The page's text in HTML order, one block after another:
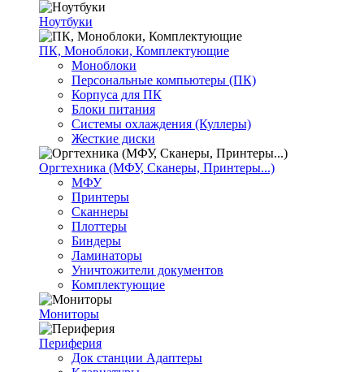
Ноутбуки
ПК, Моноблоки, Комплектующие
Моноблоки
Персональные компьютеры (ПК)
Корпуса для ПК
Блоки питания
Системы охлаждения (Куллеры)
Жесткие диски
Оргтехника (МФУ, Сканеры, Принтеры...)
МФУ
Принтеры
Сканнеры
Плоттеры
Биндеры
Ламинаторы
Уничтожители документов
Комплектующие
Мониторы
Периферия
Док станции Адаптеры